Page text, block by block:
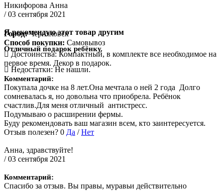
Никифорова Анна
/ 03 сентября 2021
Я рекомендую этот товар другим
Город:Черняховск
Способ покупки: Самовывоз
Отличный подарок ребёнку.
Достоинства:Компактный, в комплекте все необходимое на
первое время. Декор в подарок.
Недостатки:Не нашли.
Комментарий:
Покупала дочке на 8 лет.Она мечтала о ней 2 года Долго
сомневалась я, но довольна что приобрела. Ребёнок
счастлив.Для меня отличный антистресс.
Подумываю о расширении фермы.
Буду рекомендовать ваш магазин всем, кто заинтересуется.
Отзыв полезен? 0 Да /Нет
Анна, здравствуйте!
/ 03 сентября 2021
Комментарий:
Спасибо за отзыв. Вы правы, муравьи действительно